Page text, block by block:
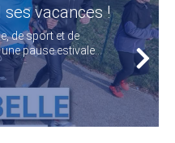
ses vacances !
de sport et de
pause estivale...